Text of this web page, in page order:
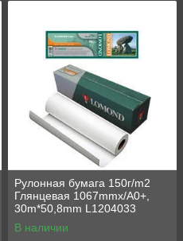
Рулонная бумага 150г/m2
Глянцевая 1067mmx/A0+,
30m*50,8mm L1204033
Lomond струйная печать
водными чернилами
В наличии